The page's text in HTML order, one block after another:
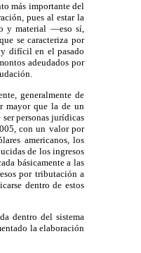
más importante del
pues al estar la
y material —eso sí,
se caracteriza por
difícil en el pasado
adeudados por
generalmente de
mayor que la de un
ser personas jurídicas
con un valor por
americanos, los
de los ingresos
básicamente a las
por tributación a
dentro de estos
dentro del sistema
la elaboración